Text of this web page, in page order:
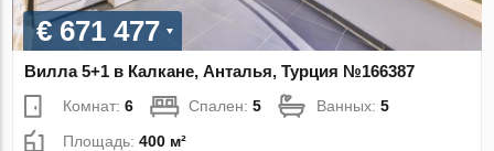
€ 671 477
Вилла 5+1 в Калкане, Анталья, Турция №166387
Комнат:6 Спален:5 Ванных:5
Площадь:400 м²